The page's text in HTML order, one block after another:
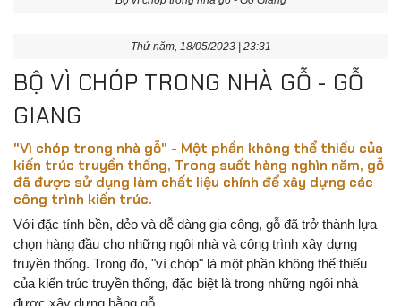
Thứ năm, 18/05/2023 | 23:31
BỘ VÌ CHÓP TRONG NHÀ GỖ - GỖ
GIANG
"Vì chóp trong nhà gỗ" - Một phần không thể thiếu của
kiến trúc truyền thống, Trong suốt hàng nghìn năm, gỗ
đã được sử dụng làm chất liệu chính để xây dựng các
công trình kiến trúc.
Với đặc tính bền, dẻo và dễ dàng gia công, gỗ đã trở thành lựa
chọn hàng đầu cho những ngôi nhà và công trình xây dựng
truyền thống. Trong đó, "vì chóp" là một phần không thể thiếu
của kiến trúc truyền thống, đặc biệt là trong những ngôi nhà